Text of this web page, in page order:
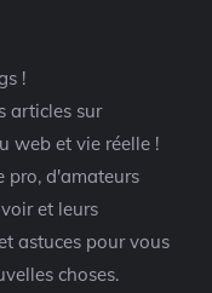
!
articles sur
web et vie réelle !
pro, d'amateurs
et leurs
astuces pour vous
choses.